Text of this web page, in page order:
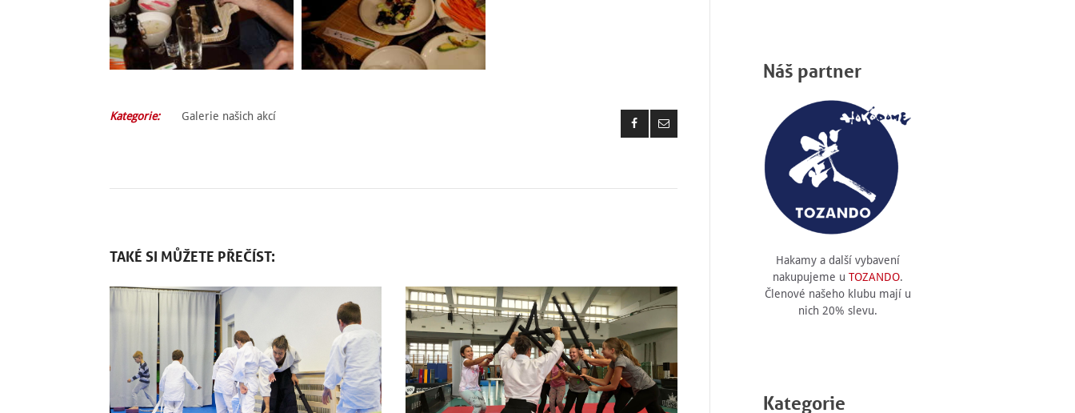
Kategorie: Galerie našich akcí
TAKÉ SI MŮŽETE PŘEČÍST:
Náš partner
Hakamy a další vybavení
nakupujeme u TOZANDO.
Členové našeho klubu mají u
nich 20% slevu.
Kategorie